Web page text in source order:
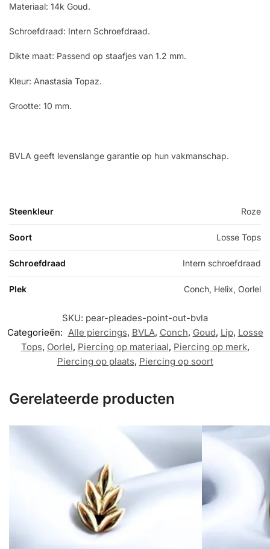
Materiaal: 14k Goud.
Schroefdraad: Intern Schroefdraad.
Dikte maat: Passend op staafjes van 1.2 mm.
Kleur: Anastasia Topaz.
Grootte: 10 mm.
BVLA geeft levenslange garantie op hun vakmanschap.
Steenkleur Roze
Soort Losse Tops
Schroefdraad Intern schroefdraad
Plek Conch, Helix, Oorlel
SKU: pear-pleades-point-out-bvla
Categorieën: Alle piercings, BVLA, Conch, Goud, Lip, Losse
Tops, Oorlel, Piercing op materiaal, Piercing op merk,
Piercing op plaats, Piercing op soort
Gerelateerde producten